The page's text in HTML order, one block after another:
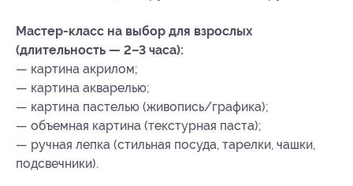
Мастер-класс на выбор для взрослых
(длительность — 2–3 часа):
— картина акрилом;
— картина акварелью;
— картина пастелью (живопись/графика);
— объемная картина (текстурная паста);
— ручная лепка (стильная посуда, тарелки, чашки,
подсвечники).